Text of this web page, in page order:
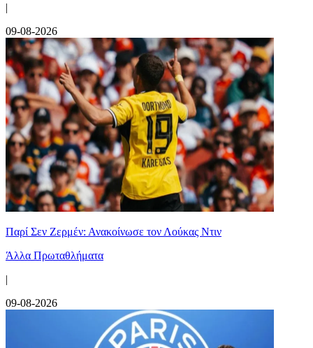
|
09-08-2026
Παρί Σεν Ζερμέν: Ανακοίνωσε τον Λούκας Ντιν
Άλλα Πρωταθλήματα
|
09-08-2026